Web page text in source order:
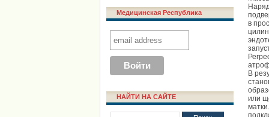
Медицинская Республика
НАЙТИ НА САЙТЕ
в
В
или